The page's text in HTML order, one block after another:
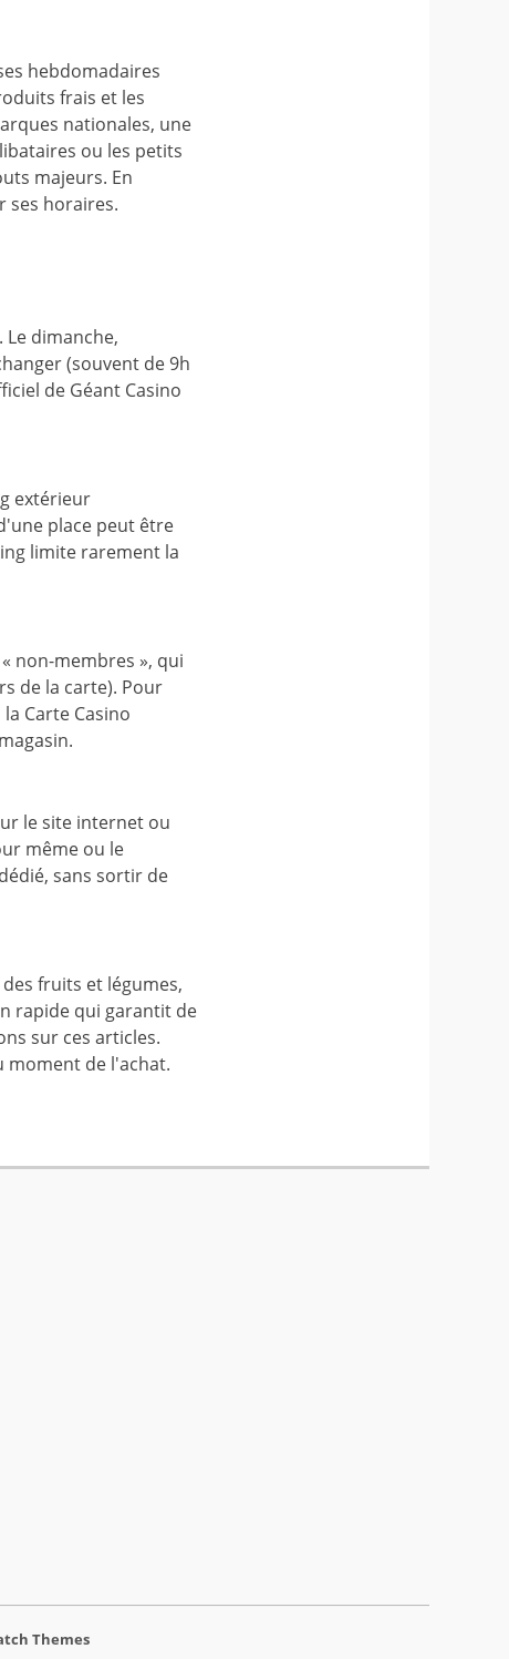
hebdomadaires
frais et les
nationales, une
ou les petits
majeurs. En
ses horaires.
dimanche,
(souvent de 9h
de Géant Casino
extérieur
place peut être
limite rarement la
non-membres », qui
de la carte). Pour
Carte Casino
le site internet ou
même ou le
sans sortir de
fruits et légumes,
rapide qui garantit de
sur ces articles.
moment de l'achat.
Themes